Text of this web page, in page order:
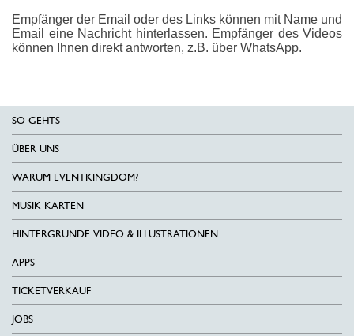
Empfänger der Email oder des Links können mit Name und
Email eine Nachricht hinterlassen. Empfänger des Videos
können Ihnen direkt antworten, z.B. über WhatsApp.
SO GEHTS
ÜBER UNS
WARUM EVENTKINGDOM?
MUSIK-KARTEN
HINTERGRÜNDE VIDEO & ILLUSTRATIONEN
APPS
TICKETVERKAUF
JOBS